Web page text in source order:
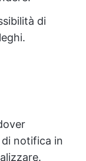
di
notifica in